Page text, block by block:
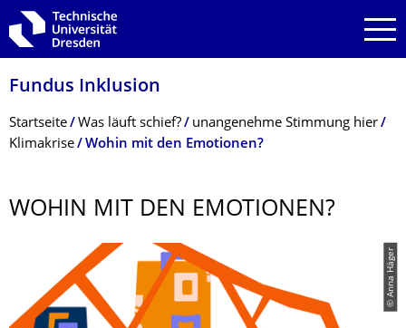
Zur Hauptnavigation springen
Zur Suche springen
Zum Inhalt springen
Fundus Inklusion
Breadcrumb-Menü
Startseite Was läuft schief?
unangenehme Stimmung hier
Klimakrise
Wohin mit den Emotionen?
WOHIN MIT DEN EMOTIONEN?
© Anna Häger